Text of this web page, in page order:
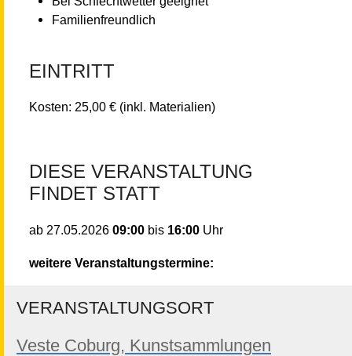
Familienfreundlich
EINTRITT
Kosten: 25,00 € (inkl. Materialien)
DIESE VERANSTALTUNG
FINDET STATT
ab 27.05.202609:00 bis 16:00 Uhr
weitere Veranstaltungstermine:
VERANSTALTUNGSORT
Veste Coburg, Kunstsammlungen